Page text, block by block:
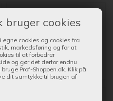
bruger cookies
egne cookies og cookies fra
markedsføring og for at
til at forbedrer
og gør det derfor endnu
Prof-Shoppen.dk. Klik på
dit samtykke til brugen af
Saris PK 30 (udgået)